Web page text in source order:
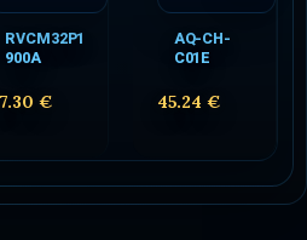
RVCM32P1
900A
€
AQ-CH-
C01E
45.24 €